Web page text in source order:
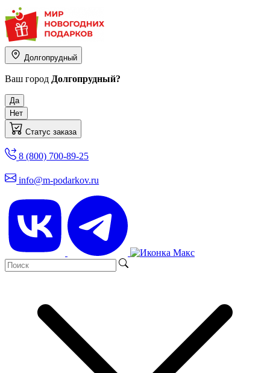
Долгопрудный
Ваш город Долгопрудный?
Да
Нет
Статус заказа
8 (800) 700-89-25
info@m-podarkov.ru